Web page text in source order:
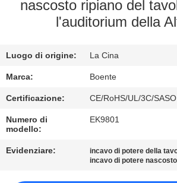
CONTROLLO
CONTATTICI
NOTIZIE
CASI
nascosto ripiano del
l'auditorium della
Luogo di origine: La Cina
Marca: Boente
Certificazione: CE/RoHS/UL/3C/SASO
Numero di
modello:
EK9801
Evidenziare: incavo di potere della
incavo di potere nascosto